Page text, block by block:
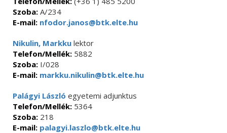
Szoba: A/234
E-mail: nfodor.janos@btk.elte.hu
Nikulin, Markku lektor
Telefon/Mellék: 5882
Szoba: I/028
E-mail: markku.nikulin@btk.elte.hu
Palágyi László egyetemi adjunktus
Telefon/Mellék: 5364
Szoba: 218
E-mail: palagyi.laszlo@btk.elte.hu